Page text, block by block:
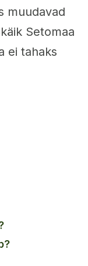
muudavad
Setomaa
ei tahaks